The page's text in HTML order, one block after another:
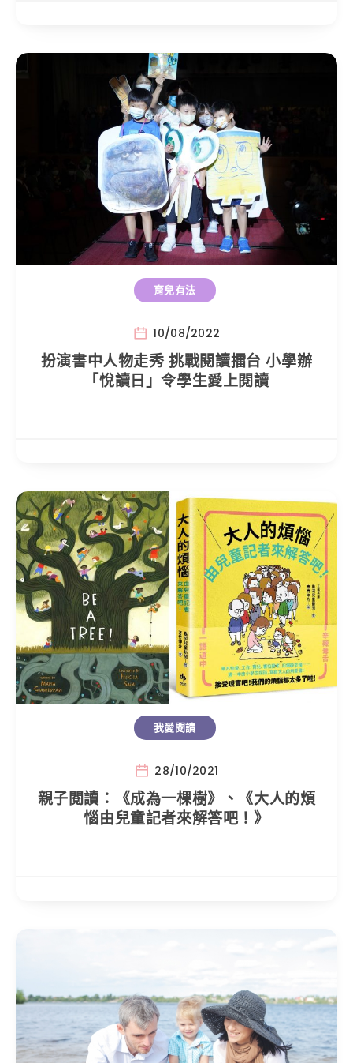
育兒有法
10/08/2022
扮演書中人物走秀 挑戰閱讀擂台 小學辦
「悅讀日」令學生愛上閱讀
我愛閱讀
28/10/2021
親子閱讀：《成為一棵樹》、《大人的煩
惱由兒童記者來解答吧！》